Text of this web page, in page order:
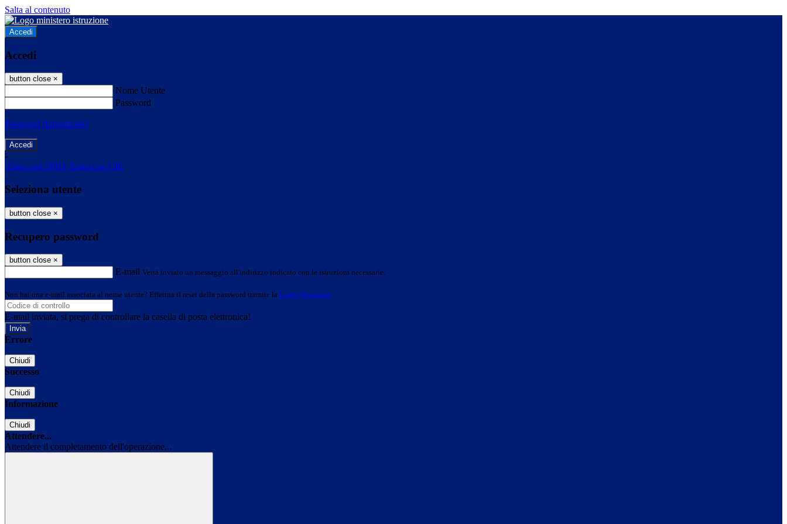
Salta al contenuto
Accedi
Accedi
button close ×
Nome Utente
Password
Password dimenticata?
-
Entra con SPID Entra con CIE
Seleziona utente
button close ×
Recupero password
button close ×
E-mail Verrà inviato un messaggio all'indirizzo indicato con le istruzioni necessarie.
Non hai una e-mail associata al nome utente? Effettua il reset della password tramite la Login Spaggiari
E-mail inviata, si prega di controllare la casella di posta elettronica!
Errore
Chiudi
Successo
Chiudi
Informazione
Chiudi
Attendere...
Attendere il completamento dell'operazione...